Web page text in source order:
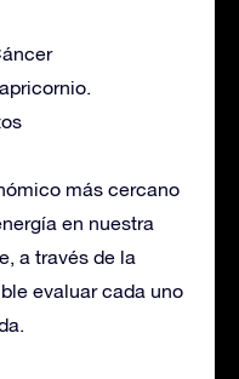
más cercano
en nuestra
a través de la
evaluar cada uno